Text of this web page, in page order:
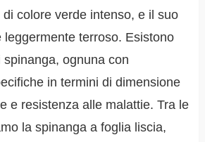
colore verde intenso, e il suo
leggermente terroso. Esistono
ognuna con
in termini di dimensione
e resistenza alle malattie. Tra le
la spinanga a foglia liscia,